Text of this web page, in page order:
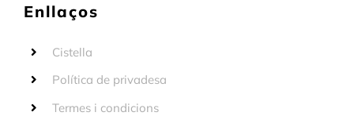
Enllaços
Cistella
Política de privadesa
Termes i condicions